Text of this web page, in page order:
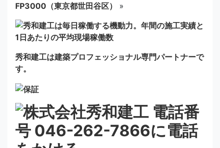
FP3000（東京都世田谷区）
»
秀和建工は建築プロフェッショナル専門パートナーで
す。